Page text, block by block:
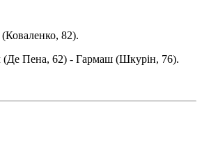
82).
(Де Пена, 62) - Гармаш (Шкурін, 76).